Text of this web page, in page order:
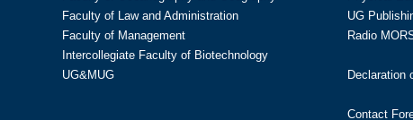
Faculty of Law and Administration
Faculty of Management
Intercollegiate Faculty of Biotechnology
UG&MUG
UG
Radio
Declaration
Contact